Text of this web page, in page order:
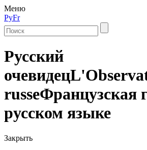
Меню
РуFr
Русский
очевидец
russeФранцузская
русском языке
Закрыть